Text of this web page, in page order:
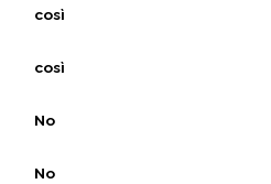
così
così
No
No